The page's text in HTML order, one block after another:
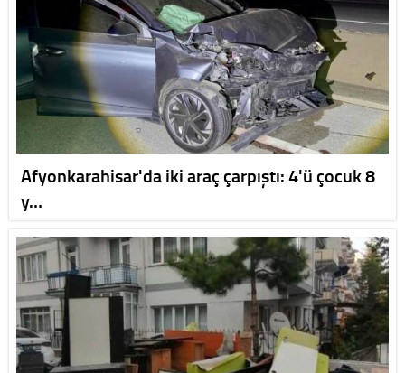
Afyonkarahisar'da iki araç çarpıştı: 4'ü çocuk 8
y…